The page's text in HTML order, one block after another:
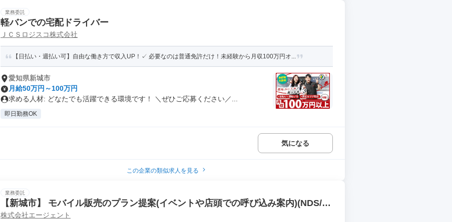
業務委託
軽バンでの宅配ドライバー
ＪＣＳロジスコ株式会社
【日払い・週払い可】自由な働き方で収入UP！✓ 必要なのは普通免許だけ！未経験から月収100万円オ...
愛知県新城市
月給50万円～100万円
求める人材: どなたでも活躍できる環境です！ ＼ぜひご応募ください／...
即日勤務OK
気になる
この企業の類似求人を見る
業務委託
【新城市】 モバイル販売のプラン提案(イベントや店頭での呼び込み案内)(NDS/P
PT)
株式会社エージェント